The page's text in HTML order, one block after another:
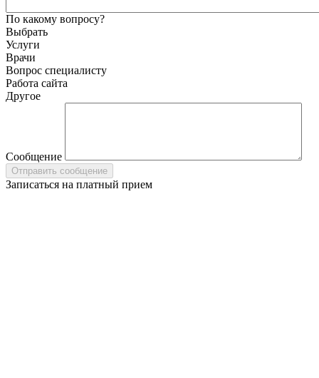
По какому вопросу?
Выбрать
Услуги
Врачи
Вопрос специалисту
Работа сайта
Другое
Сообщение
Записаться на платный прием